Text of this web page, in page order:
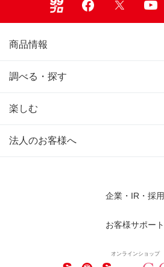
商品情報
調べる・探す
楽しむ
法人のお客様へ
企業・IR・採用
お客様サポート
オンラインショップ